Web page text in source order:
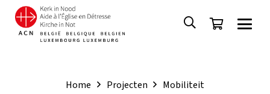
Home Projecten Mobiliteit